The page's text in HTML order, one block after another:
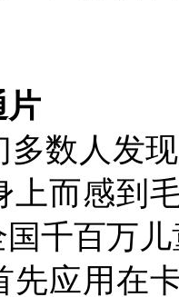
片
人发现
上而感到
千百万
应用在卡